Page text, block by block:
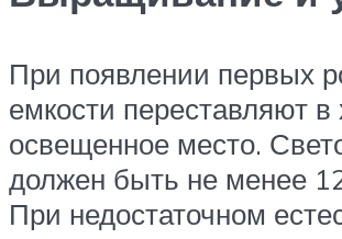
При появлении первых
емкости переставляют
освещенное место.
должен быть не менее
При недостаточном